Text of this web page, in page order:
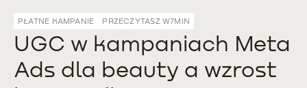
PŁATNE KAMPANIE PRZECZYTASZ W7MIN
UGC w kampaniach Meta
Ads dla beauty a wzrost